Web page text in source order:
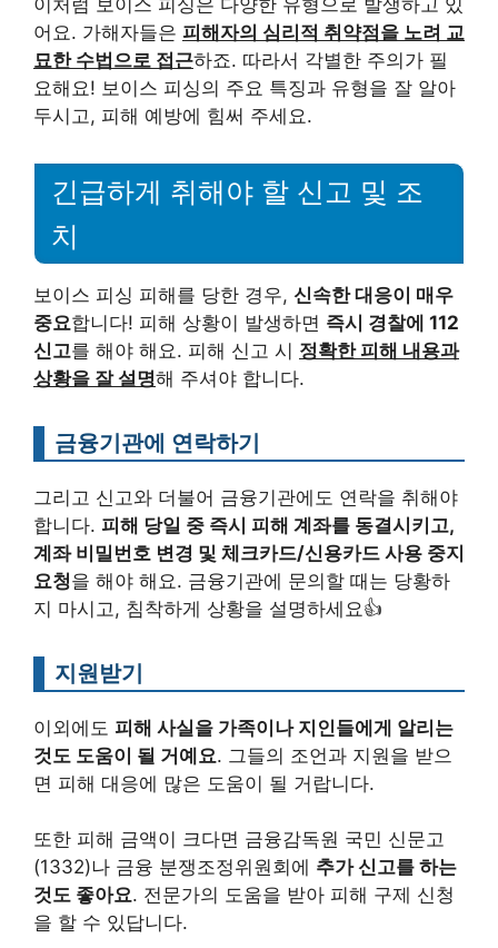
이처럼 보이스 피싱은 다양한 유형으로 발생하고 있
어요. 가해자들은 피해자의 심리적 취약점을 노려 교
묘한 수법으로 접근하죠. 따라서 각별한 주의가 필
요해요! 보이스 피싱의 주요 특징과 유형을 잘 알아
두시고, 피해 예방에 힘써 주세요.
긴급하게 취해야 할 신고 및 조
치
보이스 피싱 피해를 당한 경우, 신속한 대응이 매우
중요합니다! 피해 상황이 발생하면 즉시 경찰에 112
신고를 해야 해요. 피해 신고 시 정확한 피해 내용과
상황을 잘 설명해 주셔야 합니다.
금융기관에 연락하기
그리고 신고와 더불어 금융기관에도 연락을 취해야
합니다. 피해 당일 중 즉시 피해 계좌를 동결시키고,
계좌 비밀번호 변경 및 체크카드/신용카드 사용 중지
요청을 해야 해요. 금융기관에 문의할 때는 당황하
지 마시고, 침착하게 상황을 설명하세요👍
지원받기
이외에도 피해 사실을 가족이나 지인들에게 알리는
것도 도움이 될 거예요. 그들의 조언과 지원을 받으
면 피해 대응에 많은 도움이 될 거랍니다.
또한 피해 금액이 크다면 금융감독원 국민 신문고
(1332)나 금융 분쟁조정위원회에 추가 신고를 하는
것도 좋아요. 전문가의 도움을 받아 피해 구제 신청
을 할 수 있답니다.